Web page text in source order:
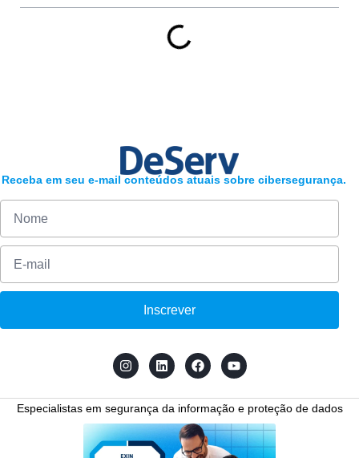
Receba em seu e-mail conteúdos atuais sobre cibersegurança.
Inscrever
Especialistas em segurança da informação e proteção de dados